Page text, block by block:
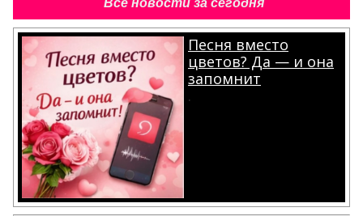
Все новости за сегодня
Песня вместо
цветов? Да — и она
запомнит
.